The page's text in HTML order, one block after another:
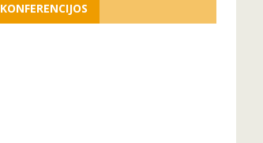
KONFERENCIJOS